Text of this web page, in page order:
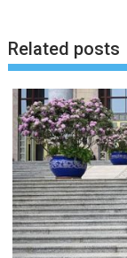
Related posts